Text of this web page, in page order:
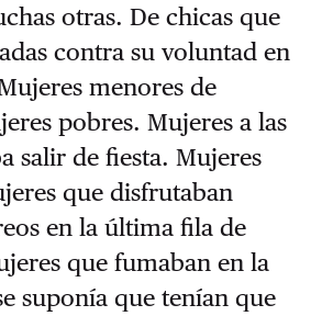
otras. De chicas que
contra su voluntad en
menores de
pobres. Mujeres a las
salir de fiesta. Mujeres
que disfrutaban
en la última fila de
que fumaban en la
suponía que tenían que